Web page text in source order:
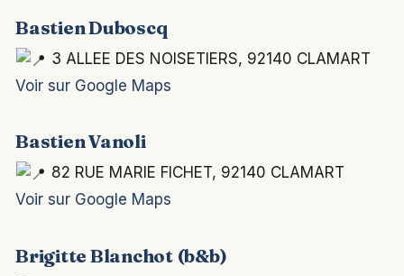
Bastien Duboscq
3 ALLEE DES NOISETIERS, 92140 CLAMART
Voir sur Google Maps
Bastien Vanoli
82 RUE MARIE FICHET, 92140 CLAMART
Voir sur Google Maps
Brigitte Blanchot (b&b)